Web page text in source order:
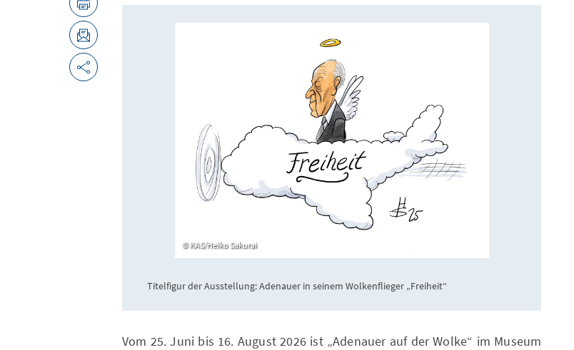
KAS/Heiko Sakurai
Titelfigur der Ausstellung: Adenauer in seinem Wolkenflieger „Freiheit“
Vom 25. Juni bis 16. August 2026 ist „Adenauer auf der Wolke“ im Museum